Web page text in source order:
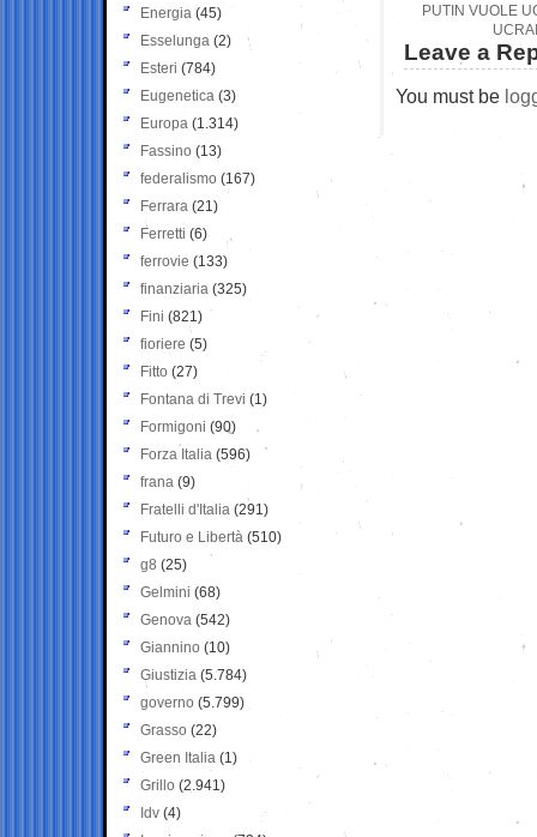
PUTIN VUOLE
Leave a
You must be
Energia (45)
Esselunga (2)
Esteri (784)
Eugenetica (3)
Europa (1.314)
Fassino (13)
federalismo (167)
Ferrara (21)
Ferretti (6)
ferrovie (133)
finanziaria (325)
Fini (821)
fioriere (5)
Fitto (27)
Fontana di Trevi (1)
Formigoni (90)
Forza Italia (596)
frana (9)
Fratelli d'Italia (291)
Futuro e Libertà (510)
g8 (25)
Gelmini (68)
Genova (542)
Giannino (10)
Giustizia (5.784)
governo (5.799)
Grasso (22)
Green Italia (1)
Grillo (2.941)
Idv (4)